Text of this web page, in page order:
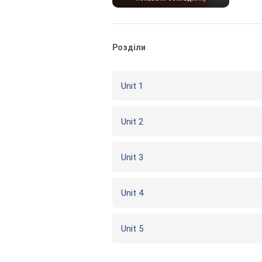
Розділи
Unit 1
Unit 2
Unit 3
Unit 4
Unit 5